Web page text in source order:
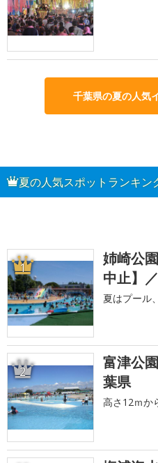
千葉県の夏の人気
夏の人気スポットランキン
1
姉崎公
中止】
夏はプール
2
富津公
葉県
高さ12ｍか